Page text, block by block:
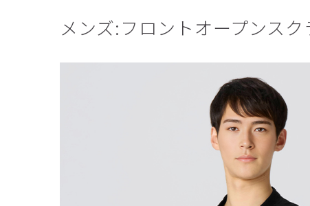
メンズ:フロントオープンスク